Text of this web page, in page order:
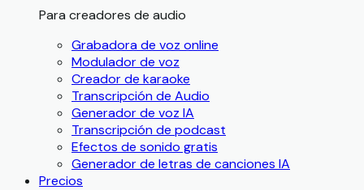
Para creadores de audio
Grabadora de voz online
Modulador de voz
Creador de karaoke
Transcripción de Audio
Generador de voz IA
Transcripción de podcast
Efectos de sonido gratis
Generador de letras de canciones IA
Precios